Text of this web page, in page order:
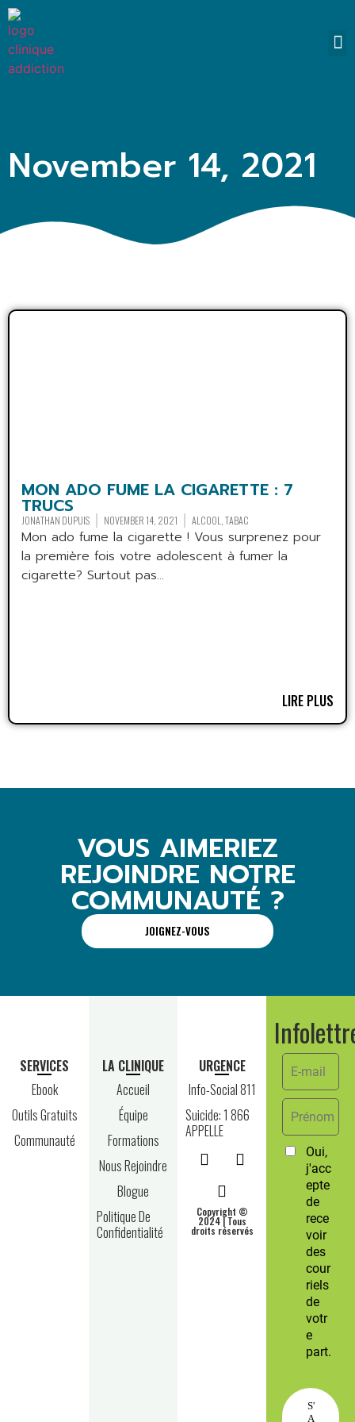
November 14, 2021
MON ADO FUME LA CIGARETTE : 7
TRUCS
JONATHAN DUPUIS NOVEMBER 14, 2021 ALCOOL TABAC
Mon ado fume la cigarette ! Vous surprenez pour
la première fois votre adolescent à fumer la
cigarette? Surtout pas...
LIRE PLUS
VOUS AIMERIEZ
REJOINDRE NOTRE
COMMUNAUTÉ ?
JOIGNEZ-VOUS
SERVICES
Ebook
Outils Gratuits
Communauté
LA CLINIQUE
Accueil
Équipe
Formations
Nous Rejoindre
Blogue
Politique De
Confidentialité
URGENCE
Info-Social 811
Suicide: 1 866
APPELLE
Copyright ©
2024 | Tous
droits réservés